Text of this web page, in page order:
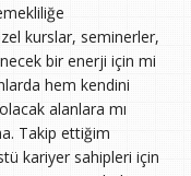
kurslar, seminerler,
bir enerji için mi
hem kendini
alanlara mı
Takip ettiğim
kariyer sahipleri için